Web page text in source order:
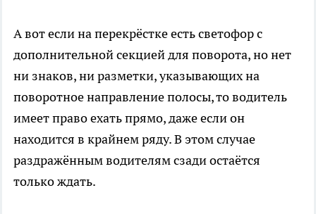
А вот если на перекрёстке есть светофор с
дополнительной секцией для поворота, но нет
ни знаков, ни разметки, указывающих на
поворотное направление полосы, то водитель
имеет право ехать прямо, даже если он
находится в крайнем ряду. В этом случае
раздражённым водителям сзади остаётся
только ждать.